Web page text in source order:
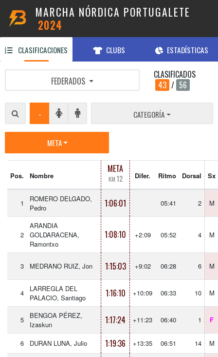
MARCHA NÓRDICA PORTUGALETE
2024
CLASIFICACIONES CLUBS ESTADÍSTICAS
FEDERADOS
CLASIFICADOS
43 / 56
- CATEGORÍA
META
Pos. Nombre
META
KM 12 Difer. Ritmo Dorsal Sx
1
ROMERO DELGADO,
Pedro
1:06:01 05:41 2 M
2
ARANDIA
GOLDARACENA,
Ramontxo
1:08:10 +2:09 05:52 4 M
3 MEDRANO RUIZ, Jon 1:15:03 +9:02 06:28 6 M
4
LARREGLA DEL
PALACIO, Santiago
1:16:10 +10:09 06:33 10 M
5
BENGOA PÉREZ,
Izaskun
1:17:24 +11:23 06:40 1 F
6 DURAN LUNA, Julio 1:19:36 +13:35 06:51 14 M